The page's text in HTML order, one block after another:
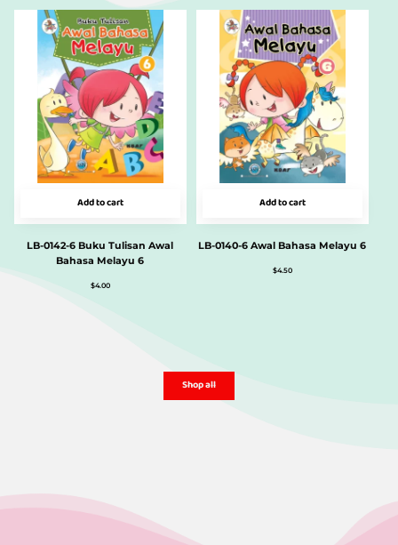
Add to cart
LB-0142-6 Buku Tulisan Awal
Bahasa Melayu 6
$4.00
Add to cart
LB-0140-6 Awal Bahasa Melayu 6
$4.50
Shop all